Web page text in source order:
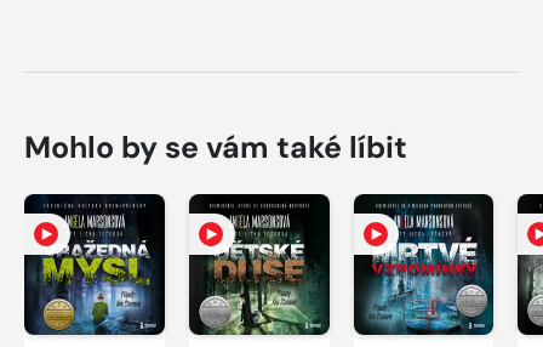
Mohlo by se vám také líbit